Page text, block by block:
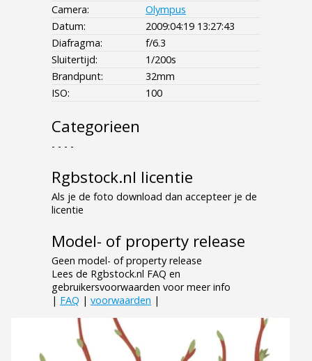
Camera:
Olympus
Datum:
2009:04:19 13:27:43
Diafragma:
f/6.3
Sluitertijd:
1/200s
Brandpunt:
32mm
ISO:
100
Categorieen
- - - -
Rgbstock.nl licentie
Als je de foto download dan accepteer je de
licentie
Model- of property release
Geen model- of property release
Lees de Rgbstock.nl FAQ en
gebruikersvoorwaarden voor meer info
| FAQ | voorwaarden |